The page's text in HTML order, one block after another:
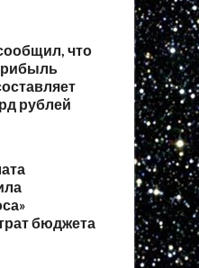
что
рублей
бюджета